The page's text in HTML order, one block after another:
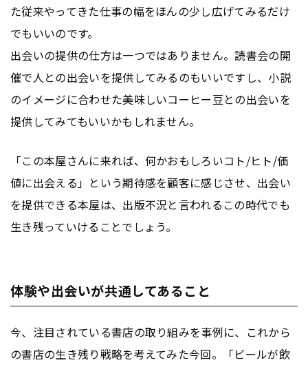
た従来やってきた仕事の幅をほんの少し広げてみるだけ
でもいいのです。
出会いの提供の仕方は一つではありません。読書会の開
催で人との出会いを提供してみるのもいいですし、小説
のイメージに合わせた美味しいコーヒー豆との出会いを
提供してみてもいいかもしれません。
「この本屋さんに来れば、何かおもしろいコト/ヒト/価
値に出会える」という期待感を顧客に感じさせ、出会い
を提供できる本屋は、出版不況と言われるこの時代でも
生き残っていけることでしょう。
体験や出会いが共通してあること
今、注目されている書店の取り組みを事例に、これから
の書店の生き残り戦略を考えてみた今回。「ビールが飲